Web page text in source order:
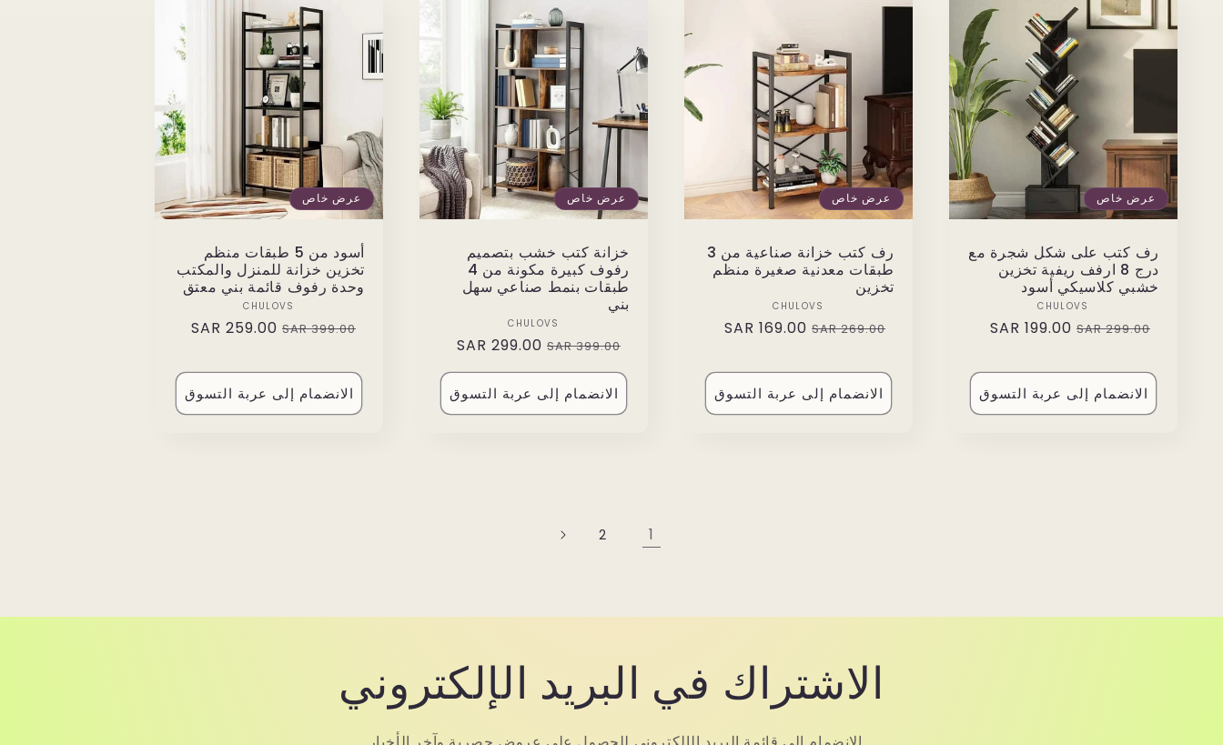
عرض خاص
رف كتب على شكل شجرة مع
درج 8 ارفف ريفية تخزين
خشبي كلاسيكي أسود
Vendor:
CHULOVS
Regular
299.00 SAR
Sale
199.00 SAR
الانضمام إلى عربة التسوق
عرض خاص
رف كتب خزانة صناعية من 3
طبقات معدنية صغيرة منظم
تخزين
Vendor:
CHULOVS
Regular
269.00 SAR
Sale
169.00 SAR
الانضمام إلى عربة التسوق
عرض خاص
خزانة كتب خشب بتصميم
رفوف كبيرة مكونة من 4
طبقات بنمط صناعي سهل
بني
Vendor:
CHULOVS
Regular
price
399.00 SAR
Sale
price
299.00 SAR
الانضمام إلى عربة التسوق
عرض خاص
أسود من 5 طبقات منظم
تخزين خزانة للمنزل والمكتب
وحدة رفوف قائمة بني معتق
Vendor:
CHULOVS
Regular
399.00 SAR
Sale
259.00 SAR
الانضمام إلى عربة التسوق
1
2
الاشتراك في البريد الإلكتروني